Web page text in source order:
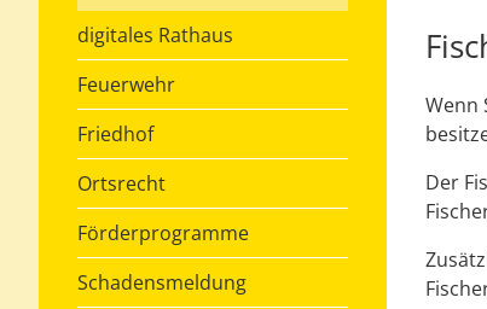
digitales Rathaus
Feuerwehr
Friedhof
Ortsrecht
Förderprogramme
Schadensmeldung
Wenn
Der